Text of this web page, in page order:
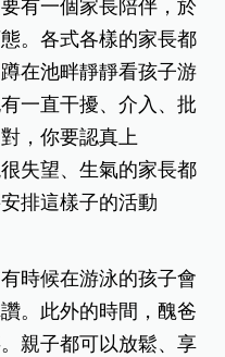
有一個家長陪伴，於
。各式各樣的家長都
在池畔靜靜看孩子游
一直干擾、介入、批
，你要認真上
失望、生氣的家長都
排這樣子的活動
時候在游泳的孩子會
。此外的時間，醜爸
親子都可以放鬆、享